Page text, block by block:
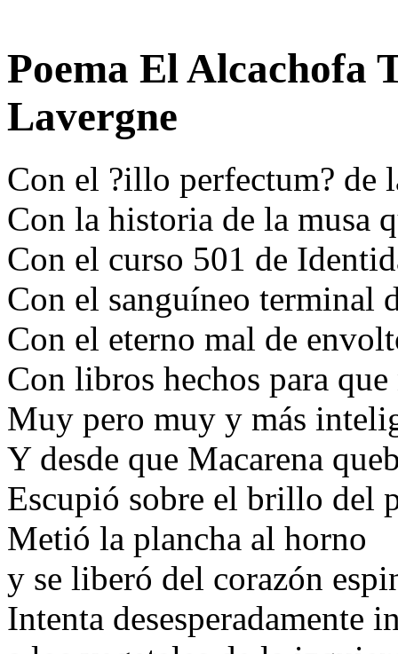
Poema El Alcachofa
Lavergne
Con el ?illo perfectum? de
Con la historia de la musa
Con el curso 501 de
Con el sanguíneo terminal
Con el eterno mal de
Con libros hechos para que
Muy pero muy y más
Y desde que Macarena
Escupió sobre el brillo del
Metió la plancha al horno
y se liberó del corazón
Intenta desesperadamente